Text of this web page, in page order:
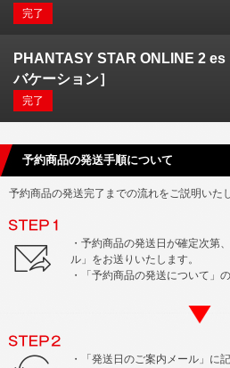
完了
PHANTASY STAR ONLINE 2 es
バケーション］
完了
予約商品の発送手順について
予約商品の発送完了までの流れをご説明いた
・予約商品の発送日が確定次第
ル」をお送りいたします。
・「予約商品の発送について」
・「発送日のご案内メール」に